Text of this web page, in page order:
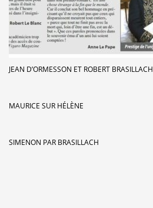
JEAN D’ORMESSON ET ROBERT BRASILLACH
MAURICE SUR HÉLÈNE
SIMENON PAR BRASILLACH